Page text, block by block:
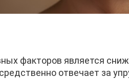
факторов является
отвечает за